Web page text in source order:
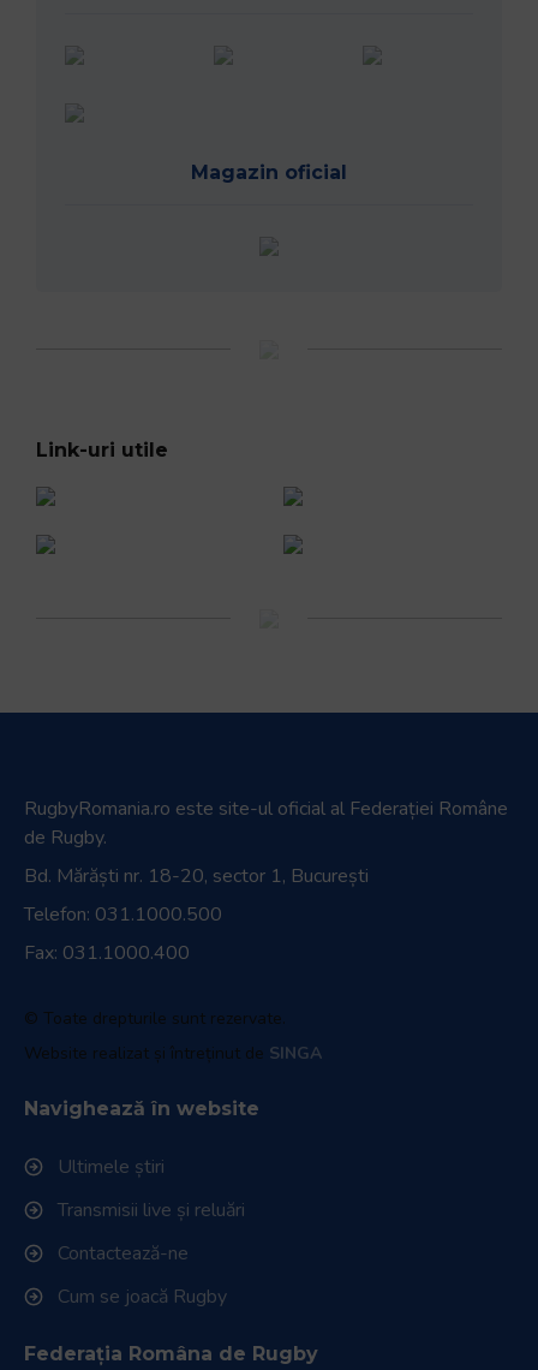
Magazin oficial
Link-uri utile
RugbyRomania.ro este site-ul oficial al Federației Române
de Rugby.
Bd. Mărăști nr. 18-20, sector 1, București
Telefon: 031.1000.500
Fax: 031.1000.400
© Toate drepturile sunt rezervate.
Website realizat și întreținut de SINGA
Navighează în website
Ultimele știri
Transmisii live și reluări
Contactează-ne
Cum se joacă Rugby
Federația Româna de Rugby